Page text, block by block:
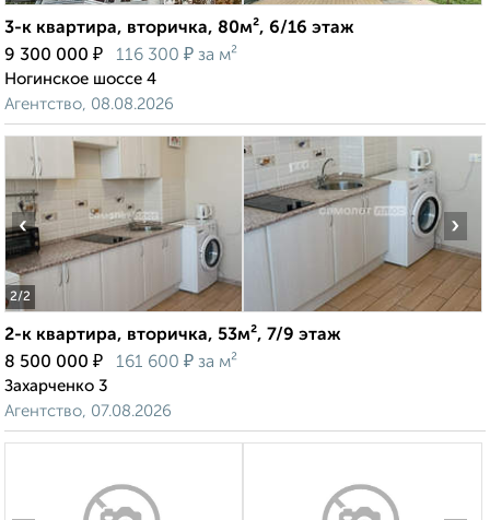
3-к квартира, вторичка, 80м², 6/16 этаж
9 300 000 ₽ 116 300 ₽ за м²
Ногинское шоссе 4
Агентство, 08.08.2026
2/2
‹ ›
2-к квартира, вторичка, 53м², 7/9 этаж
8 500 000 ₽ 161 600 ₽ за м²
Захарченко 3
Агентство, 07.08.2026